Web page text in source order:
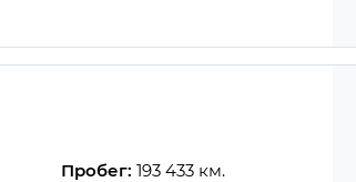
Пробег: 193 433 км.